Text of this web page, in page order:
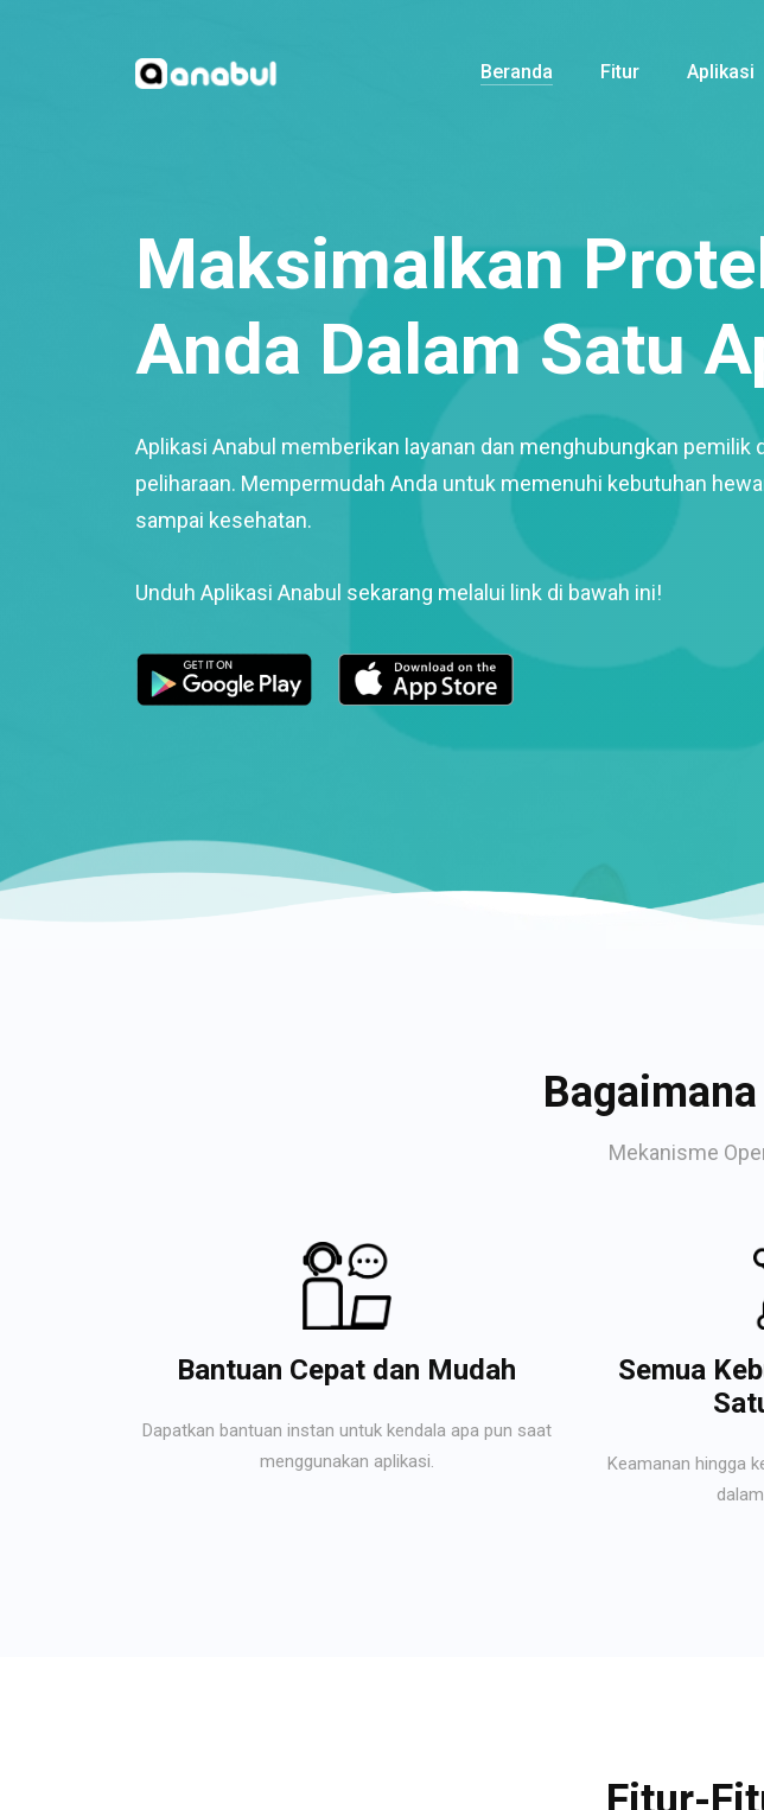
Beranda Fitur Aplikasi
Maksimalkan
Anda Dalam Satu
Aplikasi Anabul memberikan layanan dan menghubungkan pemilik
peliharaan. Mempermudah Anda untuk memenuhi kebutuhan
sampai kesehatan.
Unduh Aplikasi Anabul sekarang melalui link di bawah ini!
Mekanisme
Bantuan Cepat dan Mudah
Dapatkan bantuan instan untuk kendala apa pun saat
menggunakan aplikasi.
Semua
Keamanan hingga